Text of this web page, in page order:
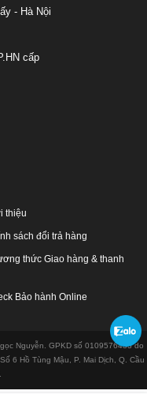
- Hà Nội
cấp
thiệu
sách đổi trả hàng
thức Giao hàng & thanh
Bảo hành Online
Nguyễn. GPKD số 0109576433 do
6 Hồ Tùng Mậu, P. Mai Dịch, Q. Cầu